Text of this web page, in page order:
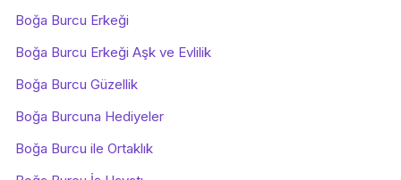
Boğa Burcu Erkeği
Boğa Burcu Erkeği Aşk ve Evlilik
Boğa Burcu Güzellik
Boğa Burcuna Hediyeler
Boğa Burcu ile Ortaklık